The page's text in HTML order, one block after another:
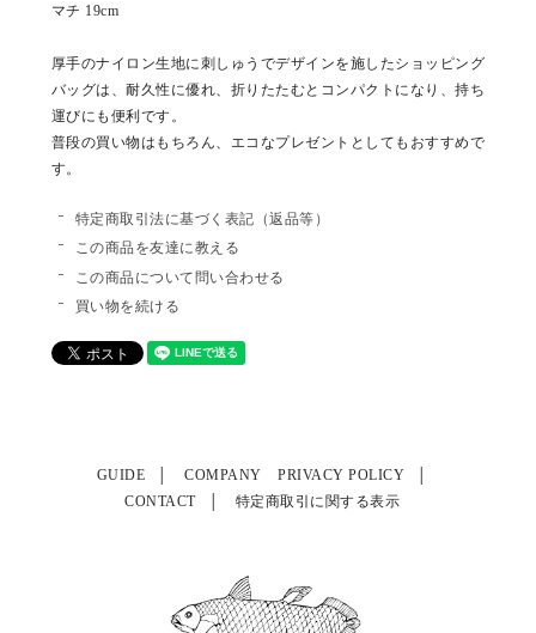
マチ 19cm
厚手のナイロン生地に刺しゅうでデザインを施したショッピング
バッグは、耐久性に優れ、折りたたむとコンパクトになり、持ち
運びにも便利です。
普段の買い物はもちろん、エコなプレゼントとしてもおすすめで
す。
特定商取引法に基づく表記（返品等）
この商品を友達に教える
この商品について問い合わせる
買い物を続ける
GUIDE COMPANY
PRIVACY POLICY
CONTACT
特定商取引に関する表示